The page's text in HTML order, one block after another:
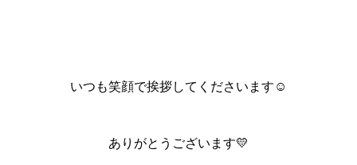
いつも笑顔で挨拶してくださいます☺
ありがとうございます💛